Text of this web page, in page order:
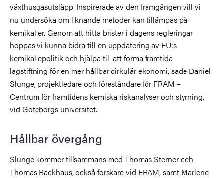
växthusgasutsläpp. Inspirerade av den framgången vill vi
nu undersöka om liknande metoder kan tillämpas på
kemikalier. Genom att hitta brister i dagens regleringar
hoppas vi kunna bidra till en uppdatering av EU:s
kemikaliepolitik och hjälpa till att forma framtida
lagstiftning för en mer hållbar cirkulär ekonomi,sade Daniel
Slunge, projektledare och föreståndare för FRAM –
Centrum för framtidens kemiska riskanalyser och styrning,
vid Göteborgs universitet.
Hållbar övergång
Slunge kommer tillsammans med Thomas Sterner och
Thomas Backhaus, också forskare vid FRAM, samt Marlene